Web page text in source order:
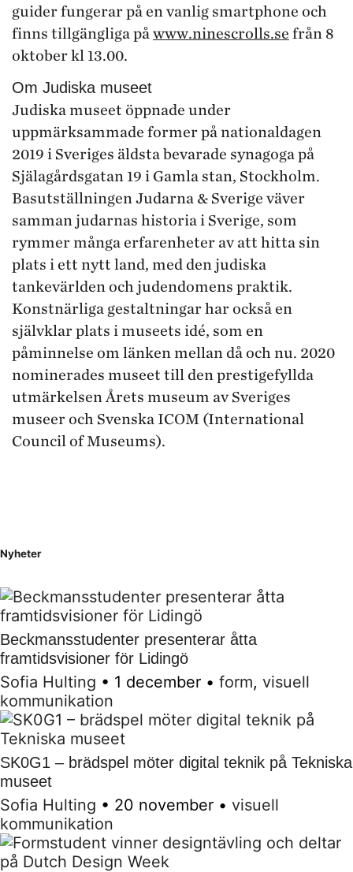
guider fungerar på en vanlig smartphone och
finns tillgängliga påwww.ninescrolls.se från 8
oktober kl 13.00.
Om Judiska museet
Judiska museet öppnade under
uppmärksammade former på nationaldagen
2019 i Sveriges äldsta bevarade synagoga på
Själagårdsgatan 19 i Gamla stan, Stockholm.
Basutställningen Judarna & Sverige väver
samman judarnas historia i Sverige, som
rymmer många erfarenheter av att hitta sin
plats i ett nytt land, med den judiska
tankevärlden och judendomens praktik.
Konstnärliga gestaltningar har också en
självklar plats i museets idé, som en
påminnelse om länken mellan då och nu. 2020
nominerades museet till den prestigefyllda
utmärkelsen Årets museum av Sveriges
museer och Svenska ICOM (International
Council of Museums).
Nyheter
Beckmansstudenter presenterar åtta
framtidsvisioner för Lidingö
Sofia Hulting • 1 december • form, visuell
kommunikation
SK0G1 – brädspel möter digital teknik på Tekniska
museet
Sofia Hulting • 20 november • visuell
kommunikation